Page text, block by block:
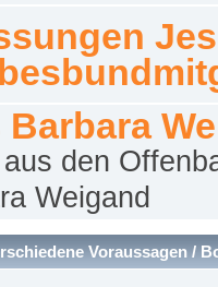
Barbara
den
Weigand
Voraussagen /